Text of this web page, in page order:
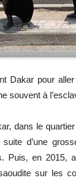
Dakar pour
souvent à
dans le
d’une
Puis, en 2015,
sur les